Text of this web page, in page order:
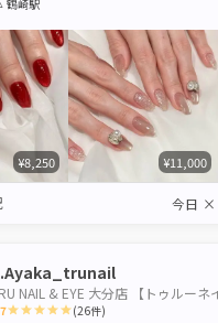
2 3 4
鶴崎駅
¥8,250 ¥11,000
今日 ×
NAIL & EYE 大分店 【トゥルーネ
(26件)